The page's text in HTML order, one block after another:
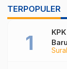
TERPOPULER